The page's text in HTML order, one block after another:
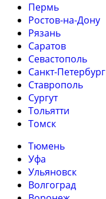
Пермь
Ростов-на-Дону
Рязань
Саратов
Севастополь
Санкт-Петербург
Ставрополь
Сургут
Тольятти
Томск
Тюмень
Уфа
Ульяновск
Волгоград